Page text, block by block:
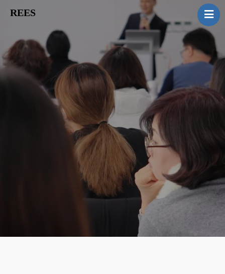
REES
Nos Actualités
Qui sommes nous?
Nos Partenaires
Nos Solutions
Nos Travaux
Contactez-nous